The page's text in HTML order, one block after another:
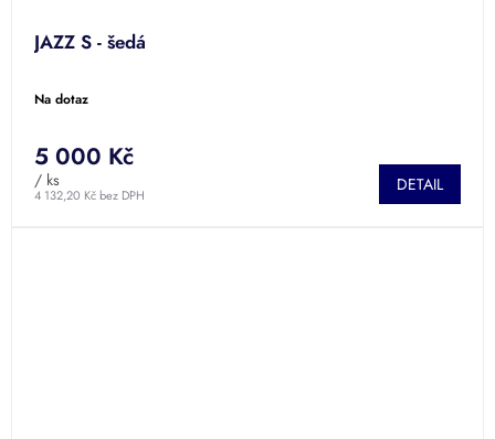
JAZZ S - šedá
Na dotaz
4 132,20 Kč bez DPH
5 000 Kč
/ ks DETAIL